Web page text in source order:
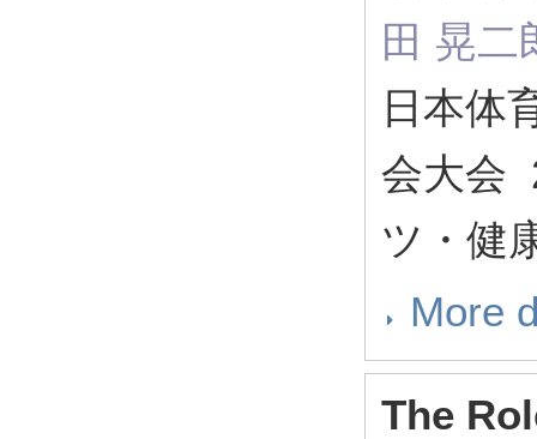
田 晃二
日本体
会大会
ツ・健
More
The